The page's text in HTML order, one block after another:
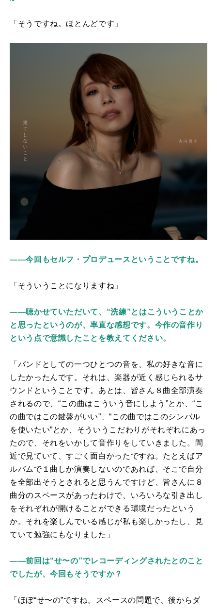
「そうですね。ほとんどです」
――今回もセルフ・プロデュースということですね。
「そういうことになりますね」
――聴かせていただいて、“洗練”とはこういうことか
と思ったというのが、率直な感想です。今作の音作り
という点で意識したことを教えてください。
「バンドとしての一つひとつの音を、私の好きな音に
したかったんです。それは、楽器が近く感じられるサ
ウンドということです。あとは、皆さん８曲全部演奏
されるので、“この曲はこういう音にしよう”とか、“こ
の曲ではこの鍵盤がいい”、“この曲ではこのシンバル
を使いたい”とか、そういうこだわりがそれぞれにあっ
たので、それをいかして音作りをしていきました。間
近で見ていて、すごく面白かったですね。たとえばア
ルバムで１曲しか演奏しないのであれば、そこで自分
を全部出そうとされると思うんですけど、皆さんに８
曲分のスペースがあったわけで、いろいろな引き出し
をそれぞれが開けることができる環境だったという
か。それを楽しんでいる感じが私も楽しかったし、見
ていて勉強にもなりました」
――前回は“せ〜の”でレコーディングされたとのこと
でしたが、今回もそうですか？
「ほぼ“せ〜の”ですね。スペースの問題で、後からダ